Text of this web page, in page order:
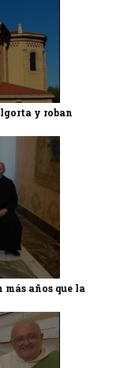
y roban
años que la